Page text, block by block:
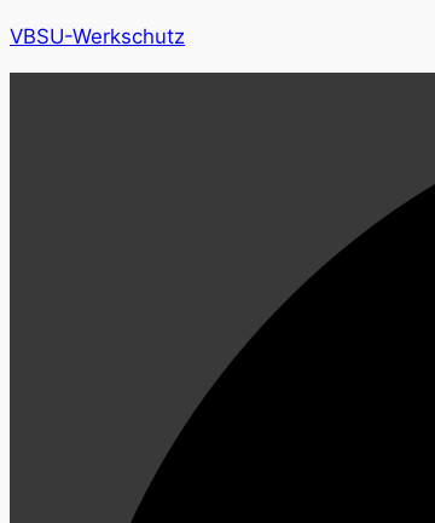
VBSU-Werkschutz